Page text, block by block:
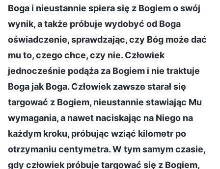
Boga i nieustannie spiera się z Bogiem o swój
wynik, a także próbuje wydobyć od Boga
oświadczenie, sprawdzając, czy Bóg może dać
mu to, czego chce, czy nie. Człowiek
jednocześnie podąża za Bogiem i nie traktuje
Boga jak Boga. Człowiek zawsze starał się
targować z Bogiem, nieustannie stawiając Mu
wymagania, a nawet naciskając na Niego na
każdym kroku, próbując wziąć kilometr po
otrzymaniu centymetra. W tym samym czasie,
gdy człowiek próbuje targować się z Bogiem,